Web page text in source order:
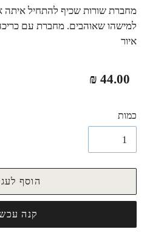
מחברת שורות שכיף להתחיל איתה
למישהו שאוהבים. מחברת עם
איור
מחיר
44.00 ₪
כמות
הוסף
קנה